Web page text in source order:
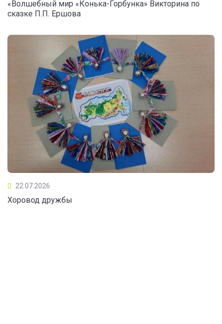
«Волшебный мир «Конька-Горбунка» Викторина по
сказке П.П. Ершова
22.07.2026
Хоровод дружбы